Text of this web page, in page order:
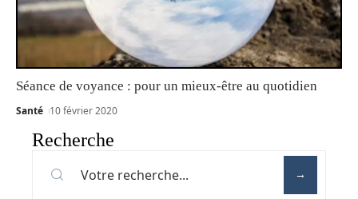
Séance de voyance : pour un mieux-être au quotidien
Santé 10 février 2020
Recherche